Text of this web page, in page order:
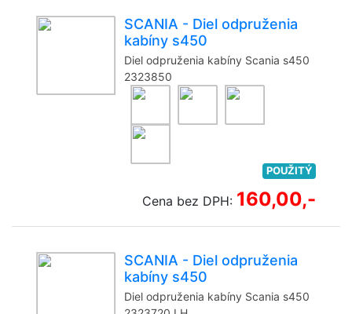
SCANIA - Diel odpruženia
kabíny s450
Diel odpruženia kabíny Scania s450
2323850
POUŽITÝ
Cena bez DPH: 160,00,-
SCANIA - Diel odpruženia
kabíny s450
Diel odpruženia kabíny Scania s450